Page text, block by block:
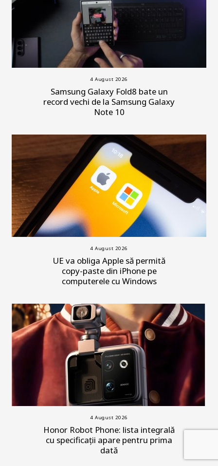
4 August 2026
Samsung Galaxy Fold8 bate un
record vechi de la Samsung Galaxy
Note 10
4 August 2026
UE va obliga Apple să permită
copy-paste din iPhone pe
computerele cu Windows
4 August 2026
Honor Robot Phone: lista integrală
cu specificații apare pentru prima
dată